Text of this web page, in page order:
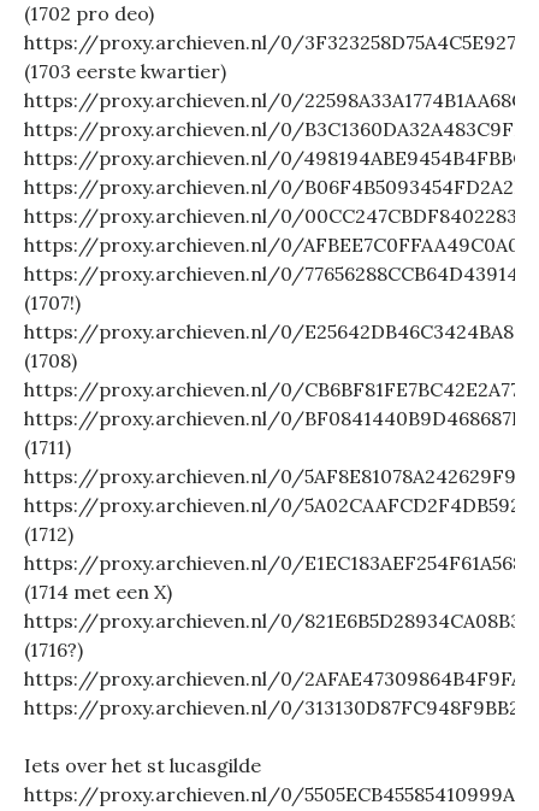
(1702 pro deo)
https://proxy.archieven.nl/0/
(1703 eerste kwartier)
https://proxy.archieven.nl/0/
https://proxy.archieven.nl/0/
https://proxy.archieven.nl/0/
https://proxy.archieven.nl/0/
https://proxy.archieven.nl/0/
https://proxy.archieven.nl/0/
https://proxy.archieven.nl/0/
(1707!)
https://proxy.archieven.nl/0/
(1708)
https://proxy.archieven.nl/0/
https://proxy.archieven.nl/0/
(1711)
https://proxy.archieven.nl/0/
https://proxy.archieven.nl/0/
(1712)
https://proxy.archieven.nl/0/
(1714 met een X)
https://proxy.archieven.nl/0/
(1716?)
https://proxy.archieven.nl/0/
https://proxy.archieven.nl/0/
Iets over het st lucasgilde
https://proxy.archieven.nl/0/